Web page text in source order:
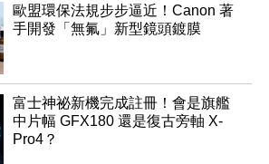
歐盟環保法規步步逼近！Canon 著
手開發「無氟」新型鏡頭鍍膜
富士神祕新機完成註冊！會是旗艦
中片幅 GFX180 還是復古旁軸 X-
Pro4？